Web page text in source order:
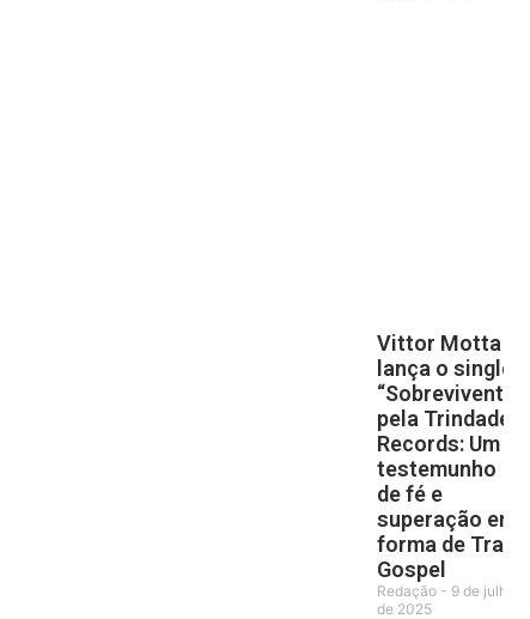
Vittor Motta
lança o single
“Sobrevivente”
pela Trindade
Records: Um
testemunho
de fé e
superação em
forma de Trap
Gospel
Redação
9 de julho
de 2025